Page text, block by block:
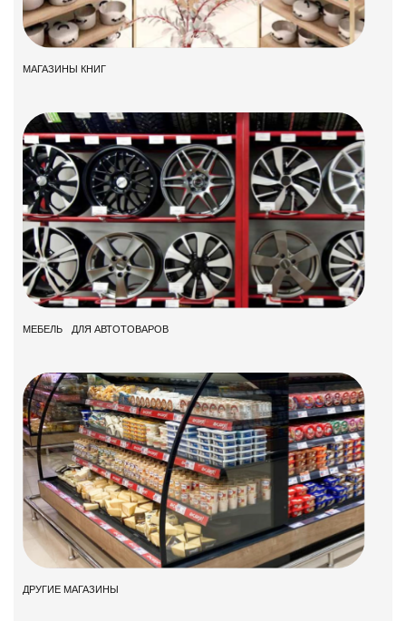
МАГАЗИНЫ КНИГ
МЕБЕЛЬ ДЛЯ АВТОТОВАРОВ
ДРУГИЕ МАГАЗИНЫ